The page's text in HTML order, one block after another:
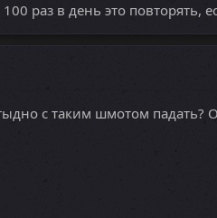
раз в день это повторять,
с таким шмотом падать?